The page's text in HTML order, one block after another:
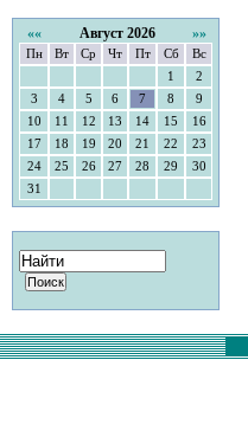
«« Август 2026 »»
Пн Вт Ср Чт Пт Сб
Вс
1
2
3
4 5 6 7 8
9
10
11 12 13 14 15
16
17
18 19 20 21 22
23
24
25 26 27 28 29
30
31